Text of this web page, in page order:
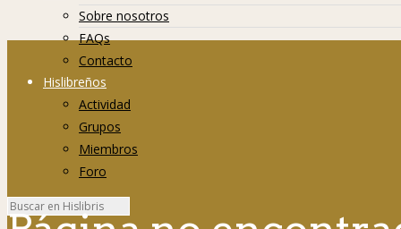
Sobre nosotros
FAQs
Contacto
Hislibreños
Actividad
Grupos
Miembros
Foro